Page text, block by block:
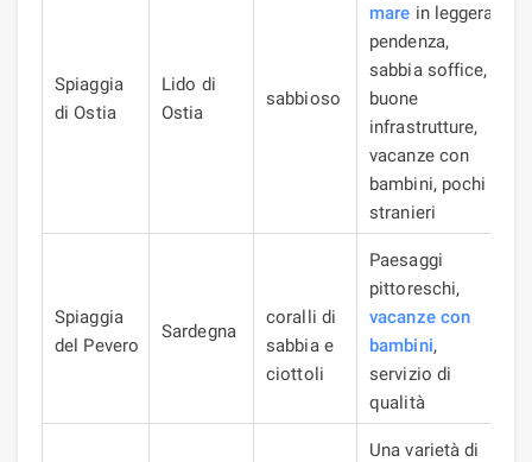
Spiaggia
di Ostia
Lido di
Ostia
sabbioso
mare in leggera
pendenza,
sabbia soffice,
buone
infrastrutture,
vacanze con
bambini, pochi
stranieri
Spiaggia
del Pevero
Sardegna
coralli di
sabbia e
ciottoli
Paesaggi
pittoreschi,
vacanze con
bambini,
servizio di
qualità
Una varietà di